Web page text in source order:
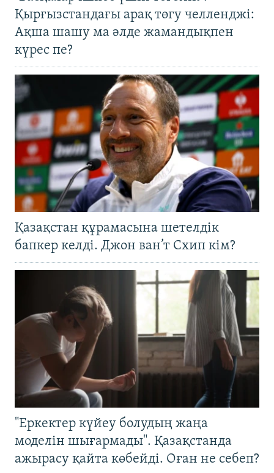
Қырғызстандағы арақ төгу челленджі:
Ақша шашу ма әлде жамандықпен
күрес пе?
Қазақстан құрамасына шетелдік
бапкер келді. Джон ван’т Схип кім?
"Еркектер күйеу болудың жаңа
моделін шығармады". Қазақстанда
ажырасу қайта көбейді. Оған не себеп?